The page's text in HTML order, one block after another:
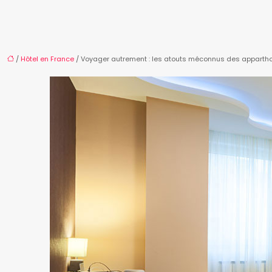
/ Hôtel en France / Voyager autrement : les atouts méconnus des